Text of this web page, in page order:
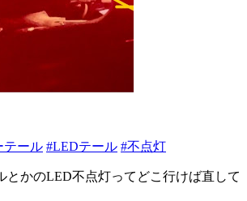
テール #LEDテール #不点灯
とかのLED不点灯ってどこ行けば直して